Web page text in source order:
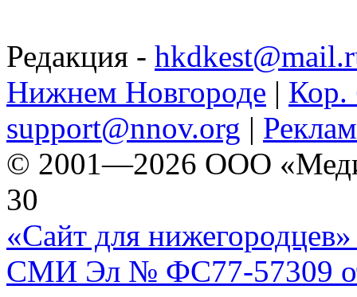
Редакция -
Нижнем Новгороде | Кор.
support@nnov.org |
© 2001—2026 ООО
30
«Сайт для нижегородцев»
СМИ Эл № ФС77-57309